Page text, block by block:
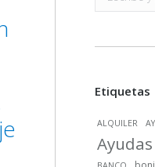
Etiquetas
ALQUILER